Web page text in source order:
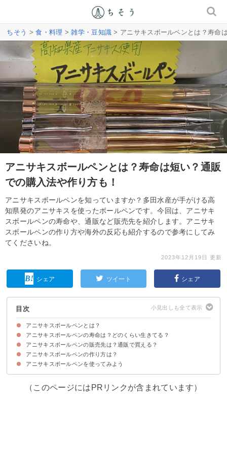
ちそう >食・料理 >雑学・豆知識 > アニサキスボールペンとは？寿命
アニサキスボールペンとは？寿命は短い？通販
での購入法や作り方も！
アニサキスボールペンを知っていますか？多田水産が手がける高
知県発のアニサキスを使ったボールペンです。今回は、アニサキ
スボールペンの寿命や、通販など販売先を紹介します。アニサキ
スボールペンの作り方や海外の反応も紹介するので参考にしてみ
てくださいね。
2023年12月19日 更新
シェア ツイート シェア
目次
アニサキスボールペンとは？
高知県発のアニサキスを原料・デザインとして使うボールペン
アニサキスボールペンの使用感
アニサキスボールペンの寿命は？どのくらい生きてる？
ボールペンの中のアニサキスの寿命は長くて2〜3週間程度
アニサキスボールペンの販売先は？通販で買える？
高知県にある多田水産の店舗のみで販売
通販はメルカリで自作品を購入する手がある
アニサキスボールペンの作り方は？
材料
作り方・手順
アニサキスボールペンを使ってみよう
（このページにはPRリンクが含まれています）